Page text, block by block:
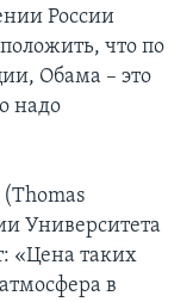
России
что по
Обама – это
надо
Университета
«Цена таких
в